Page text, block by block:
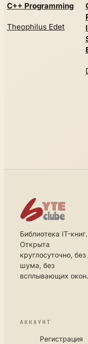
C++ Programming
Theophilus Edet
Библиотека IT-книг.
Открыта
круглосуточно, без
шума, без
всплывающих окон.
АККАУНТ
Регистрация